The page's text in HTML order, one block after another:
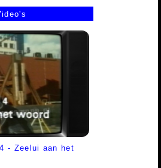
- Zeelui aan het